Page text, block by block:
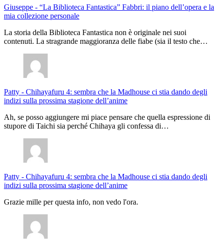
Giuseppe - “La Biblioteca Fantastica” Fabbri: il piano dell’opera e la
mia collezione personale
La storia della Biblioteca Fantastica non è originale nei suoi
contenuti. La stragrande maggioranza delle fiabe (sia il testo che…
Patty - Chihayafuru 4: sembra che la Madhouse ci stia dando degli
indizi sulla prossima stagione dell’anime
Ah, se posso aggiungere mi piace pensare che quella espressione di
stupore di Taichi sia perché Chihaya gli confessa di…
Patty - Chihayafuru 4: sembra che la Madhouse ci stia dando degli
indizi sulla prossima stagione dell’anime
Grazie mille per questa info, non vedo l'ora.